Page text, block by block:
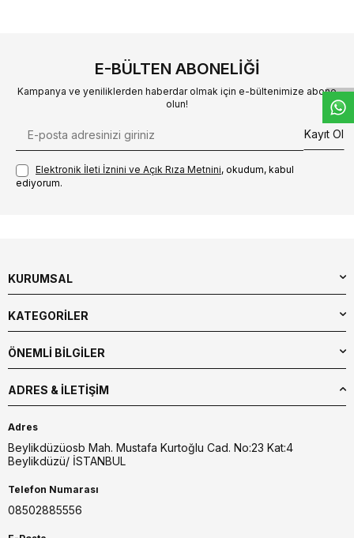
E-BÜLTEN ABONELIĞI
Kampanya ve yeniliklerden haberdar olmak için e-bültenimize abone
olun!
Kayıt Ol
Elektronik İleti İzni‌ni ve Açık Rıza Metni‌ni, okudum, kabul
ediyorum.
KURUMSAL
KATEGORİLER
ÖNEMLİ BİLGİLER
ADRES & İLETIŞIM
Adres
Beylikdüzüosb Mah. Mustafa Kurtoğlu Cad. No:23 Kat:4
Beylikdüzü/ İSTANBUL
Telefon Numarası
08502885556